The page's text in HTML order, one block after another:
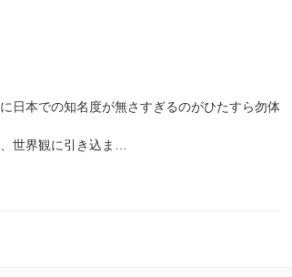
日本での知名度が無さすぎるのがひたすら勿体
世界観に引き込ま…